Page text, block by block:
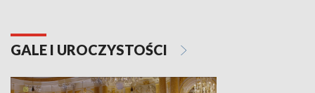
GALE I UROCZYSTOŚCI